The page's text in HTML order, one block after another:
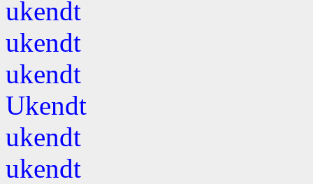
ukendt
ukendt
ukendt
Ukendt
ukendt
ukendt